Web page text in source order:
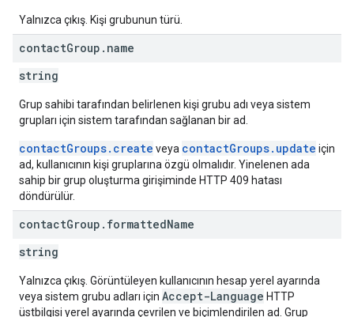
Yalnızca çıkış. Kişi grubunun türü.
contactGroup . name
string
Grup sahibi tarafından belirlenen kişi grubu adı veya sistem
grupları için sistem tarafından sağlanan bir ad.
contactGroups.create veya contactGroups.update için
ad, kullanıcının kişi gruplarına özgü olmalıdır. Yinelenen ada
sahip bir grup oluşturma girişiminde HTTP 409 hatası
döndürülür.
contactGroup . formattedName
string
Yalnızca çıkış. Görüntüleyen kullanıcının hesap yerel ayarında
veya sistem grubu adları için Accept-Language HTTP
üstbilgisi yerel ayarında çevrilen ve biçimlendirilen ad. Grup